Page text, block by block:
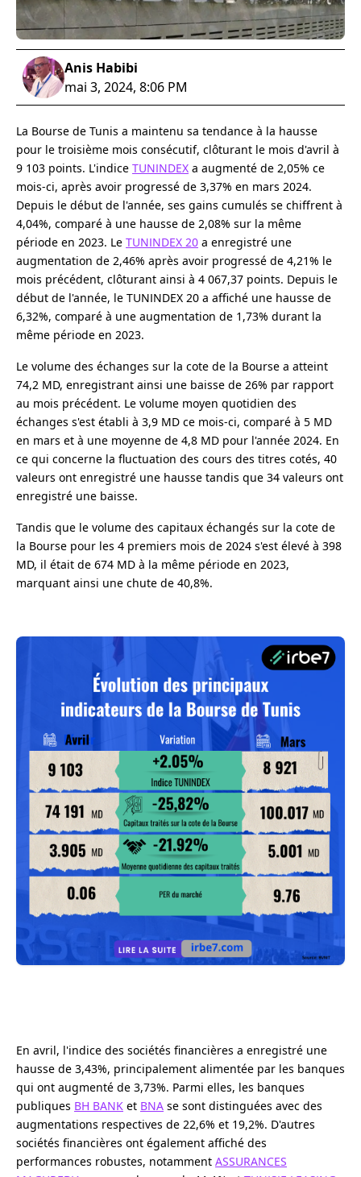
Anis Habibi
mai 3, 2024, 8:06 PM
La Bourse de Tunis a maintenu sa tendance à la hausse
pour le troisième mois consécutif, clôturant le mois d'avril à
9 103 points. L'indice TUNINDEX a augmenté de 2,05% ce
mois-ci, après avoir progressé de 3,37% en mars 2024.
Depuis le début de l'année, ses gains cumulés se chiffrent à
4,04%, comparé à une hausse de 2,08% sur la même
période en 2023. Le TUNINDEX 20 a enregistré une
augmentation de 2,46% après avoir progressé de 4,21% le
mois précédent, clôturant ainsi à 4 067,37 points. Depuis le
début de l'année, le TUNINDEX 20 a affiché une hausse de
6,32%, comparé à une augmentation de 1,73% durant la
même période en 2023.
Le volume des échanges sur la cote de la Bourse a atteint
74,2 MD, enregistrant ainsi une baisse de 26% par rapport
au mois précédent. Le volume moyen quotidien des
échanges s'est établi à 3,9 MD ce mois-ci, comparé à 5 MD
en mars et à une moyenne de 4,8 MD pour l'année 2024. En
ce qui concerne la fluctuation des cours des titres cotés, 40
valeurs ont enregistré une hausse tandis que 34 valeurs ont
enregistré une baisse.
Tandis que le volume des capitaux échangés sur la cote de
la Bourse pour les 4 premiers mois de 2024 s'est élevé à 398
MD, il était de 674 MD à la même période en 2023,
marquant ainsi une chute de 40,8%.
En avril, l'indice des sociétés financières a enregistré une
hausse de 3,43%, principalement alimentée par les banques
qui ont augmenté de 3,73%. Parmi elles, les banques
publiques BH BANK et BNA se sont distinguées avec des
augmentations respectives de 22,6% et 19,2%. D'autres
sociétés financières ont également affiché des
performances robustes, notamment ASSURANCES